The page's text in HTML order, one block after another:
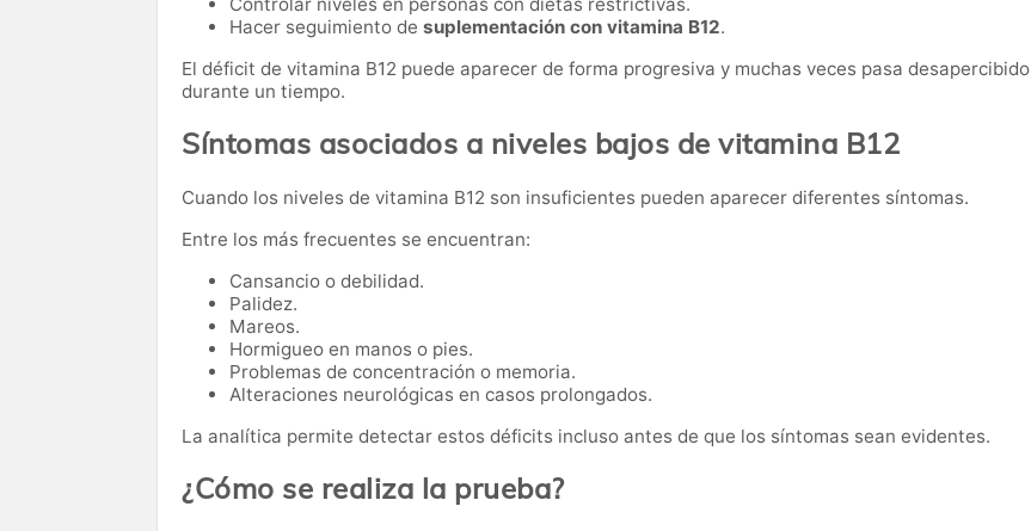
Hacer seguimiento de suplementación con vitamina B12.
El déficit de vitamina B12 puede aparecer de forma progresiva y muchas veces pasa desapercibido
durante un tiempo.
Síntomas asociados a niveles bajos de vitamina B12
Cuando los niveles de vitamina B12 son insuficientes pueden aparecer diferentes síntomas.
Entre los más frecuentes se encuentran:
Cansancio o debilidad.
Palidez.
Mareos.
Hormigueo en manos o pies.
Problemas de concentración o memoria.
Alteraciones neurológicas en casos prolongados.
La analítica permite detectar estos déficits incluso antes de que los síntomas sean evidentes.
¿Cómo se realiza la prueba?